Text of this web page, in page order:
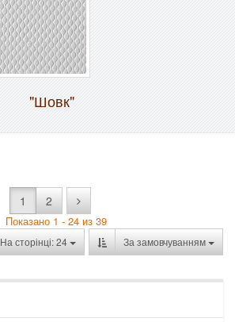
"Шовк"
1 2
Показано 1 - 24 из 39
На сторінці: 24 За замовчуванням